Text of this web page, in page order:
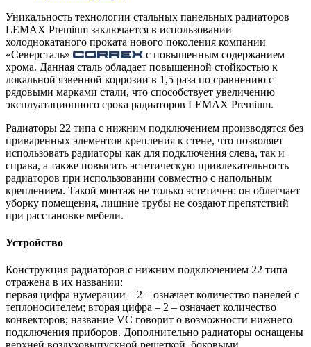
Уникальность технологии стальных панельных радиаторов
LEMAX Premium заключается в использовании
холоднокатаного проката нового поколения компании
«Северсталь»
с повышенным содержанием
хрома. Данная сталь обладает повышенной стойкостью к
локальной язвенной коррозии в 1,5 раза по сравнению с
рядовыми марками стали, что способствует увеличению
эксплуатационного срока радиаторов LEMAX Premium.
Радиаторы 22 типа с нижним подключением производятся без
приваренных элементов крепления к стене, что позволяет
использовать радиаторы как для подключения слева, так и
справа, а также повысить эстетическую привлекательность
радиаторов при использовании совместно с напольным
креплением. Такой монтаж не только эстетичен: он облегчает
уборку помещения, лишние трубы не создают препятствий
при расстановке мебели.
Устройство
Конструкция радиаторов с нижним подключением 22 типа
отражена в их названии:
первая цифра нумерации – 2 – означает количество панелей с
теплоносителем; вторая цифра – 2 – означает количество
конвекторов; название VС говорит о возможности нижнего
подключения приборов. Дополнительно радиаторы оснащены
верхней воздуховыпускной решеткой, боковыми